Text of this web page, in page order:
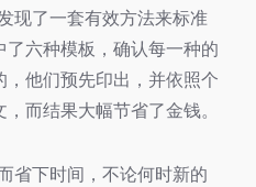
现了一套有效方法来标准
六种模板，确认每一种的
他们预先印出，并依照个
而结果大幅节省了金钱。
省下时间，不论何时新的